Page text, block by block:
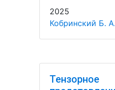
2025
Кобринский Б. А.
Тензорное